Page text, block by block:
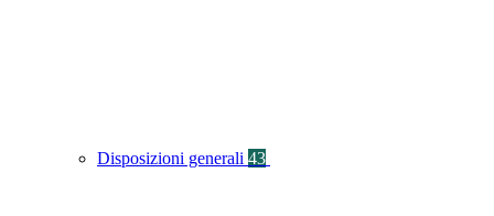
Disposizioni generali 43